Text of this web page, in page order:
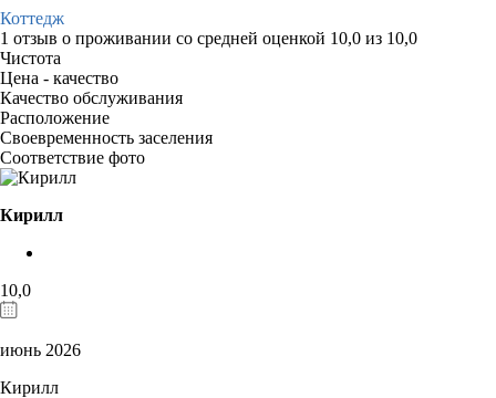
Коттедж
1 отзыв о проживании со средней оценкой 10,0 из 10,0
Чистота
Цена - качество
Качество обслуживания
Расположение
Своевременность заселения
Соответствие фото
Кирилл
10,0
июнь 2026
Кирилл